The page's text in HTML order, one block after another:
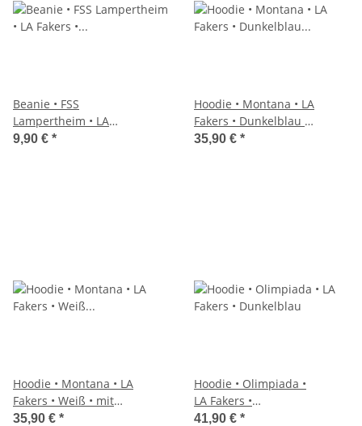
Beanie • FSS
Lampertheim • LA
Fakers • Dunkelblau
9,90 € *
Hoodie • Montana • LA
Fakers • Dunkelblau •
mit Kapuze
35,90 € *
Hoodie • Montana • LA
Fakers • Weiß • mit
Kapuze
35,90 € *
Hoodie • Olimpiada •
LA Fakers •
Dunkelblau
41,90 € *